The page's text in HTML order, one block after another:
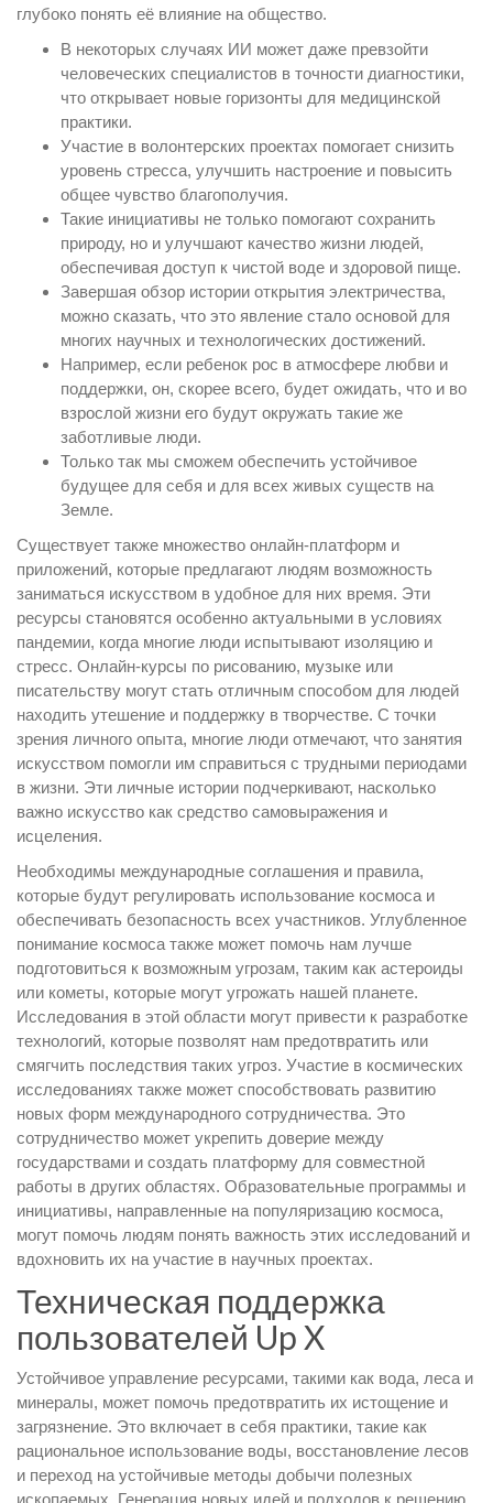
глубоко понять её влияние на общество.
В некоторых случаях ИИ может даже превзойти
человеческих специалистов в точности диагностики,
что открывает новые горизонты для медицинской
практики.
Участие в волонтерских проектах помогает снизить
уровень стресса, улучшить настроение и повысить
общее чувство благополучия.
Такие инициативы не только помогают сохранить
природу, но и улучшают качество жизни людей,
обеспечивая доступ к чистой воде и здоровой пище.
Завершая обзор истории открытия электричества,
можно сказать, что это явление стало основой для
многих научных и технологических достижений.
Например, если ребенок рос в атмосфере любви и
поддержки, он, скорее всего, будет ожидать, что и во
взрослой жизни его будут окружать такие же
заботливые люди.
Только так мы сможем обеспечить устойчивое
будущее для себя и для всех живых существ на
Земле.
Существует также множество онлайн-платформ и
приложений, которые предлагают людям возможность
заниматься искусством в удобное для них время. Эти
ресурсы становятся особенно актуальными в условиях
пандемии, когда многие люди испытывают изоляцию и
стресс. Онлайн-курсы по рисованию, музыке или
писательству могут стать отличным способом для людей
находить утешение и поддержку в творчестве. С точки
зрения личного опыта, многие люди отмечают, что занятия
искусством помогли им справиться с трудными периодами
в жизни. Эти личные истории подчеркивают, насколько
важно искусство как средство самовыражения и
исцеления.
Необходимы международные соглашения и правила,
которые будут регулировать использование космоса и
обеспечивать безопасность всех участников. Углубленное
понимание космоса также может помочь нам лучше
подготовиться к возможным угрозам, таким как астероиды
или кометы, которые могут угрожать нашей планете.
Исследования в этой области могут привести к разработке
технологий, которые позволят нам предотвратить или
смягчить последствия таких угроз. Участие в космических
исследованиях также может способствовать развитию
новых форм международного сотрудничества. Это
сотрудничество может укрепить доверие между
государствами и создать платформу для совместной
работы в других областях. Образовательные программы и
инициативы, направленные на популяризацию космоса,
могут помочь людям понять важность этих исследований и
вдохновить их на участие в научных проектах.
Техническая поддержка
пользователей Up X
Устойчивое управление ресурсами, такими как вода, леса и
минералы, может помочь предотвратить их истощение и
загрязнение. Это включает в себя практики, такие как
рациональное использование воды, восстановление лесов
и переход на устойчивые методы добычи полезных
ископаемых. Генерация новых идей и подходов к решению